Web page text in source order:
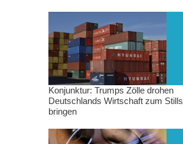
Konjunktur: Trumps Zölle drohen
Deutschlands Wirtschaft zum
bringen